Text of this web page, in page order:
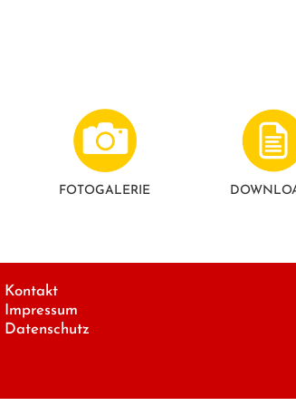
FOTO­GALERIE
Kontakt
Impressum
Datenschutz